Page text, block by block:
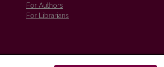
For Authors
For Librarians